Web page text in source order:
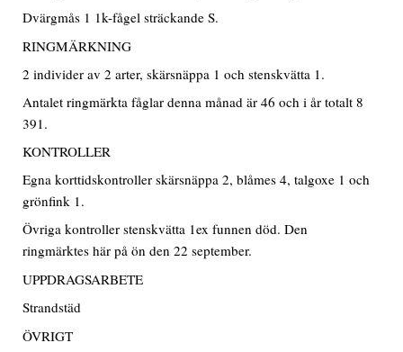
Dvärgmås 1 1k-fågel sträckande S.
RINGMÄRKNING
2 individer av 2 arter, skärsnäppa 1 och stenskvätta 1.
Antalet ringmärkta fåglar denna månad är 46 och i år totalt 8
391.
KONTROLLER
Egna korttidskontroller skärsnäppa 2, blåmes 4, talgoxe 1 och
grönfink 1.
Övriga kontroller stenskvätta 1ex funnen död. Den
ringmärktes här på ön den 22 september.
UPPDRAGSARBETE
Strandstäd
ÖVRIGT